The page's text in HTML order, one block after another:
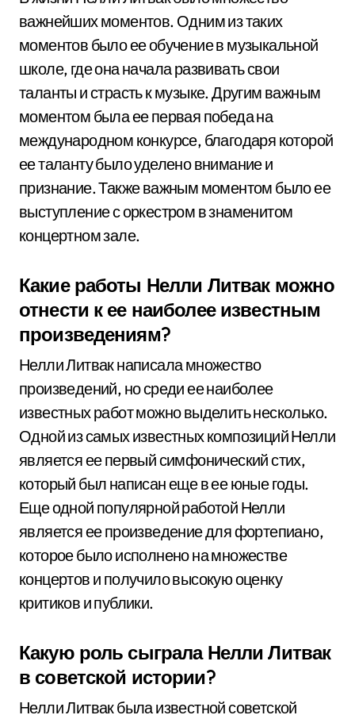
важнейших моментов. Одним из таких
моментов было ее обучение в музыкальной
школе, где она начала развивать свои
таланты и страсть к музыке. Другим важным
моментом была ее первая победа на
международном конкурсе, благодаря которой
ее таланту было уделено внимание и
признание. Также важным моментом было ее
выступление с оркестром в знаменитом
концертном зале.
Какие работы Нелли Литвак можно
отнести к ее наиболее известным
произведениям?
Нелли Литвак написала множество
произведений, но среди ее наиболее
известных работ можно выделить несколько.
Одной из самых известных композиций Нелли
является ее первый симфонический стих,
который был написан еще в ее юные годы.
Еще одной популярной работой Нелли
является ее произведение для фортепиано,
которое было исполнено на множестве
концертов и получило высокую оценку
критиков и публики.
Какую роль сыграла Нелли Литвак
в советской истории?
Нелли Литвак была известной советской